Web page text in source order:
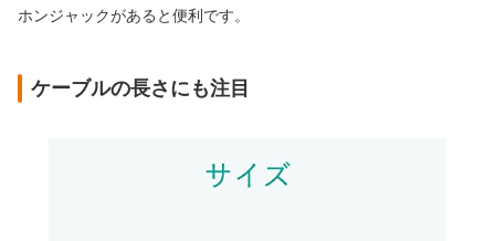
ホンジャックがあると便利です。
ケーブルの長さにも注目